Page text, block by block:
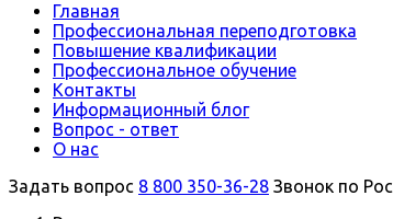
Главная
Профессиональная переподготовка
Повышение квалификации
Профессиональное обучение
Контакты
Информационный блог
Вопрос - ответ
О нас
Задать вопрос 8 800 350-36-28 Звонок по